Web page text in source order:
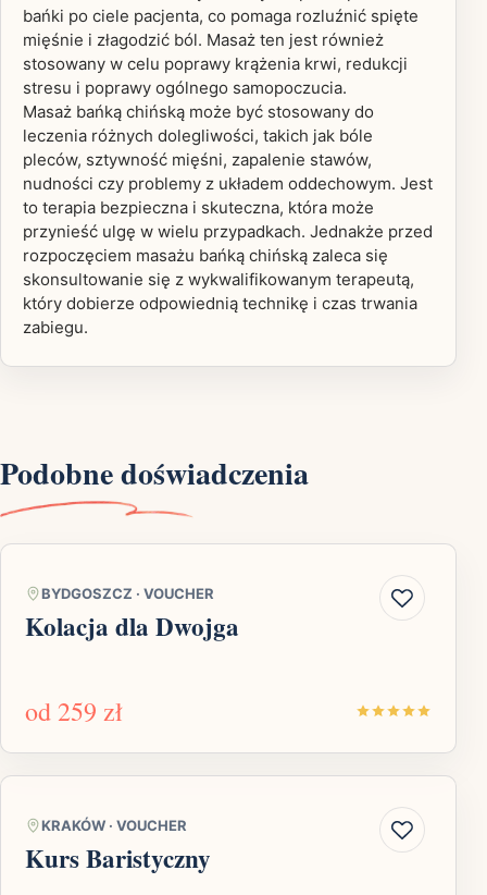
bańki po ciele pacjenta, co pomaga rozluźnić spięte
mięśnie i złagodzić ból. Masaż ten jest również
stosowany w celu poprawy krążenia krwi, redukcji
stresu i poprawy ogólnego samopoczucia.
Masaż bańką chińską może być stosowany do
leczenia różnych dolegliwości, takich jak bóle
pleców, sztywność mięśni, zapalenie stawów,
nudności czy problemy z układem oddechowym. Jest
to terapia bezpieczna i skuteczna, która może
przynieść ulgę w wielu przypadkach. Jednakże przed
rozpoczęciem masażu bańką chińską zaleca się
skonsultowanie się z wykwalifikowanym terapeutą,
który dobierze odpowiednią technikę i czas trwania
zabiegu.
Podobne doświadczenia
BYDGOSZCZ · VOUCHER
Kolacja dla Dwojga
od 259 zł
KRAKÓW · VOUCHER
Kurs Baristyczny